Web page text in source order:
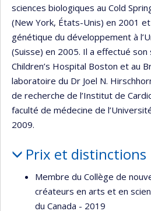
sciences biologiques au Cold
(New York, États-Unis) en 2001
génétique du développement à
(Suisse) en 2005. Il a effectué
Children’s Hospital Boston et au
laboratoire du Dr Joel N.
de recherche de l’Institut de
faculté de médecine de
2009.
Prix et distinctions
Membre du Collège de
créateurs en arts et en
du Canada - 2019